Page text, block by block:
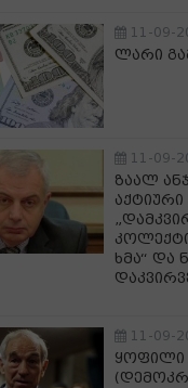
11-09-
ლარი
11-09-
ზაალ
ხმა“ და
11-09-
ყოფილი